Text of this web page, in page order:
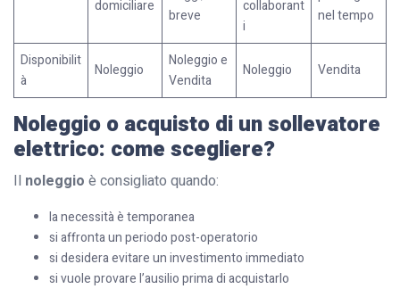
domiciliare
breve
collaborant
i
nel tempo
Disponibilit
à
Noleggio
Noleggio e
Vendita
Noleggio Vendita
Noleggio o acquisto di un sollevatore
elettrico: come scegliere?
Il noleggio è consigliato quando:
la necessità è temporanea
si affronta un periodo post-operatorio
si desidera evitare un investimento immediato
si vuole provare l’ausilio prima di acquistarlo